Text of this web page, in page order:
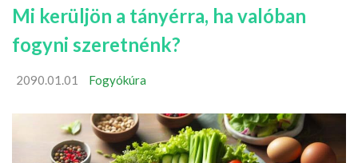
Mi kerüljön a tányérra, ha valóban
fogyni szeretnénk?
2090.01.01 Fogyókúra